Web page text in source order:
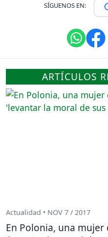
SÍGUENOS EN:
ARTÍCULOS
Actualidad • NOV 7 / 2017
En Polonia, una